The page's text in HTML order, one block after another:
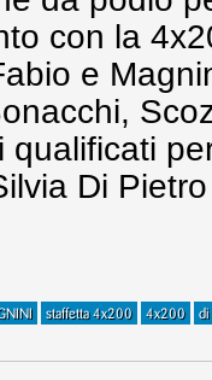
con la
e
qualificati
Di
staffetta 4x200 4x200
di